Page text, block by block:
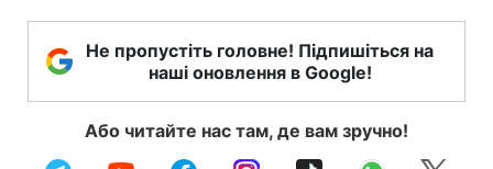
Не пропустіть головне! Підпишіться на
наші оновлення в Google!
Або читайте нас там, де вам зручно!